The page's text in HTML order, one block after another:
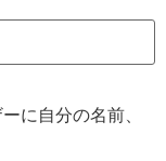
に自分の名前、